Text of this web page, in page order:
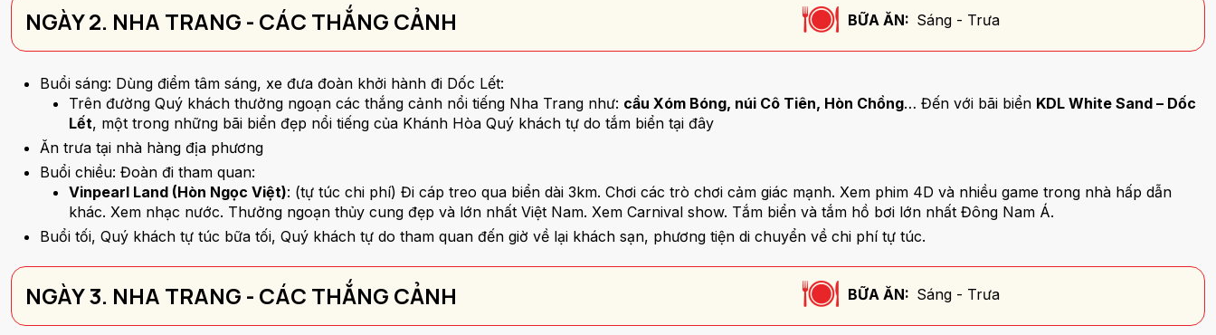
NGÀY 2. NHA TRANG - CÁC THẮNG CẢNH BỮA ĂN: Sáng - Trưa
Buổi sáng: Dùng điểm tâm sáng, xe đưa đoàn khởi hành đi Dốc Lết:
Trên đường Quý khách thưởng ngoạn các thắng cảnh nổi tiếng Nha Trang như: cầu Xóm Bóng, núi Cô Tiên, Hòn Chồng… Đến với bãi biển KDL White Sand – Dốc
Lết, một trong những bãi biển đẹp nổi tiếng của Khánh Hòa Quý khách tự do tắm biển tại đây
Ăn trưa tại nhà hàng địa phương
Buổi chiều: Đoàn đi tham quan:
Vinpearl Land (Hòn Ngọc Việt): (tự túc chi phí) Đi cáp treo qua biển dài 3km. Chơi các trò chơi cảm giác mạnh. Xem phim 4D và nhiều game trong nhà hấp dẫn
khác. Xem nhạc nước. Thưởng ngoạn thủy cung đẹp và lớn nhất Việt Nam. Xem Carnival show. Tắm biển và tắm hồ bơi lớn nhất Đông Nam Á.
Buổi tối, Quý khách tự túc bữa tối, Quý khách tự do tham quan đến giờ về lại khách sạn, phương tiện di chuyển về chi phí tự túc.
NGÀY 3. NHA TRANG - CÁC THẮNG CẢNH BỮA ĂN: Sáng - Trưa